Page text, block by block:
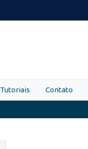
Tutoriais Contato